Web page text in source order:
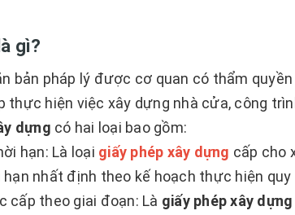
gì?
bản pháp lý được cơ quan có thẩm
hiện việc xây dựng nhà cửa, công
dựng có hai loại bao gồm:
hạn: Là loại giấy phép xây dựng cấp cho
nhất định theo kế hoạch thực hiện quy
cấp theo giai đoạn: Là giấy phép xây dựng